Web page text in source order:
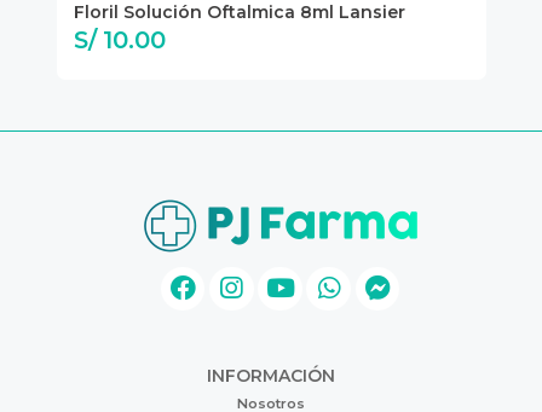
Floril Solución Oftalmica 8ml Lansier
S/ 10.00
INFORMACIÓN
Nosotros